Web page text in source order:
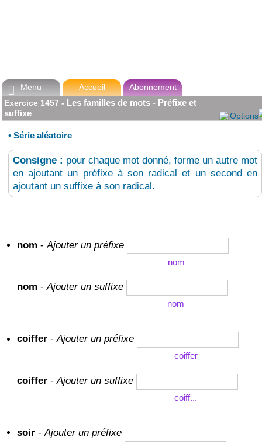
 Menu Accueil
Abonnement
Exercice 1457 - Les familles de mots - Préfixe et
suffixe
Options
• Série aléatoire
Consigne : pour chaque mot donné, forme un autre mot
en ajoutant un préfixe à son radical et un second en
ajoutant un suffixe à son radical.
nom -Ajouter un préfixe
nom
nom -Ajouter un suffixe
nom
coiffer -Ajouter un préfixe
coiffer
coiffer -Ajouter un suffixe
coiff...
soir -Ajouter un préfixe